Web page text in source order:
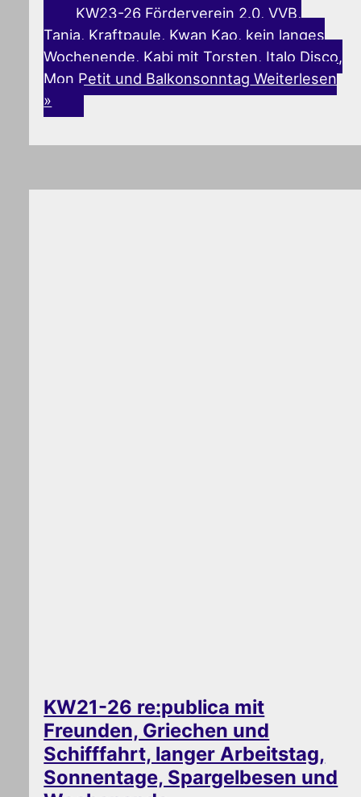
KW23-26 Förderverein 2.0, VVB,
Tanja, Kraftpaule, Kwan Kao, kein langes
Wochenende, Kabi mit Torsten, Italo Disco,
Mon Petit und Balkonsonntag Weiterlesen
»
KW21-26 re:publica mit
Freunden, Griechen und
Schifffahrt, langer Arbeitstag,
Sonnentage, Spargelbesen und